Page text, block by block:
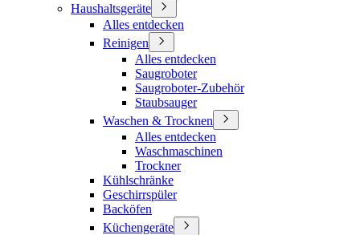
Haushaltsgeräte
Alles entdecken
Reinigen
Alles entdecken
Saugroboter
Saugroboter-Zubehör
Staubsauger
Waschen & Trocknen
Alles entdecken
Waschmaschinen
Trockner
Kühlschränke
Geschirrspüler
Backöfen
Küchengeräte